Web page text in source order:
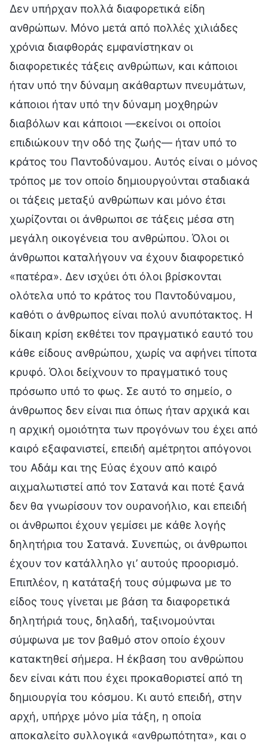
Δεν υπήρχαν πολλά διαφορετικά είδη
ανθρώπων. Μόνο μετά από πολλές χιλιάδες
χρόνια διαφθοράς εμφανίστηκαν οι
διαφορετικές τάξεις ανθρώπων, και κάποιοι
ήταν υπό την δύναμη ακάθαρτων πνευμάτων,
κάποιοι ήταν υπό την δύναμη μοχθηρών
διαβόλων και κάποιοι —εκείνοι οι οποίοι
επιδιώκουν την οδό της ζωής— ήταν υπό το
κράτος του Παντοδύναμου. Αυτός είναι ο μόνος
τρόπος με τον οποίο δημιουργούνται σταδιακά
οι τάξεις μεταξύ ανθρώπων και μόνο έτσι
χωρίζονται οι άνθρωποι σε τάξεις μέσα στη
μεγάλη οικογένεια του ανθρώπου. Όλοι οι
άνθρωποι καταλήγουν να έχουν διαφορετικό
«πατέρα». Δεν ισχύει ότι όλοι βρίσκονται
ολότελα υπό το κράτος του Παντοδύναμου,
καθότι ο άνθρωπος είναι πολύ ανυπότακτος. Η
δίκαιη κρίση εκθέτει τον πραγματικό εαυτό του
κάθε είδους ανθρώπου, χωρίς να αφήνει τίποτα
κρυφό. Όλοι δείχνουν το πραγματικό τους
πρόσωπο υπό το φως. Σε αυτό το σημείο, ο
άνθρωπος δεν είναι πια όπως ήταν αρχικά και
η αρχική ομοιότητα των προγόνων του έχει από
καιρό εξαφανιστεί, επειδή αμέτρητοι απόγονοι
του Αδάμ και της Εύας έχουν από καιρό
αιχμαλωτιστεί από τον Σατανά και ποτέ ξανά
δεν θα γνωρίσουν τον ουρανοήλιο, και επειδή
οι άνθρωποι έχουν γεμίσει με κάθε λογής
δηλητήρια του Σατανά. Συνεπώς, οι άνθρωποι
έχουν τον κατάλληλο γι’ αυτούς προορισμό.
Επιπλέον, η κατάταξή τους σύμφωνα με το
είδος τους γίνεται με βάση τα διαφορετικά
δηλητήριά τους, δηλαδή, ταξινομούνται
σύμφωνα με τον βαθμό στον οποίο έχουν
κατακτηθεί σήμερα. Η έκβαση του ανθρώπου
δεν είναι κάτι που έχει προκαθοριστεί από τη
δημιουργία του κόσμου. Κι αυτό επειδή, στην
αρχή, υπήρχε μόνο μία τάξη, η οποία
αποκαλείτο συλλογικά «ανθρωπότητα», και ο